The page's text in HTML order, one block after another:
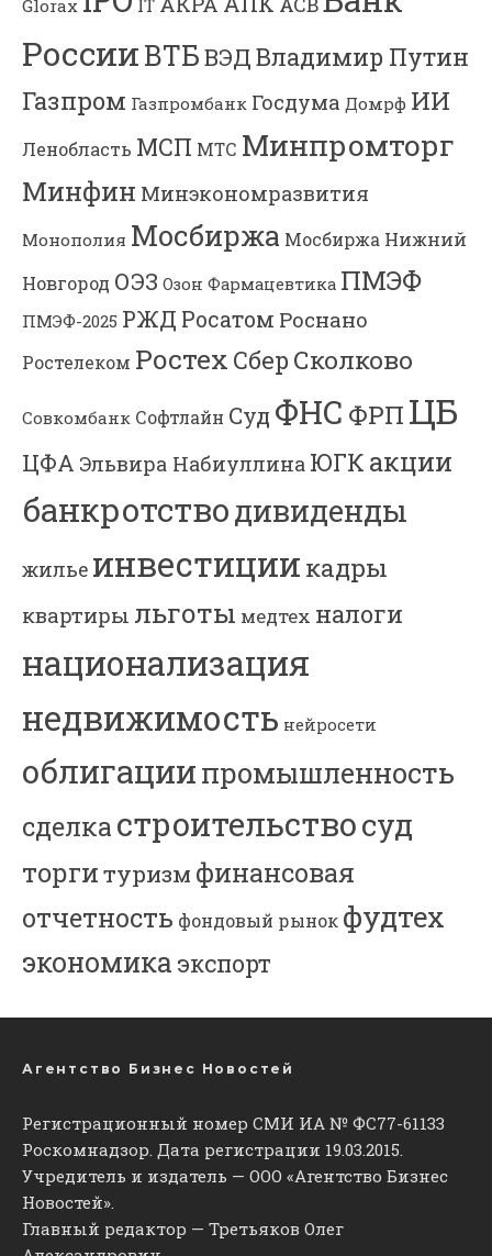
Glorax IT
РоссииВТБВЭДВладимир Путин
Газпром Газпромбанк Госдума Домрф ИИ
Ленобласть МСП МТС Минпромторг
Минфин Минэкономразвития
Монополия Мосбиржа Мосбиржа Нижний
Новгород ОЭЗ Озон Фармацевтика ПМЭФ
ПМЭФ-2025 РЖД Росатом Роснано
Ростелеком Ростех Сбер Сколково
Совкомбанк Софтлайн Суд ФНС ФРП ЦБ
ЦФА Эльвира Набиуллина ЮГК акции
банкротстводивиденды
жилье инвестиции кадры
квартиры льготы медтех налоги
национализация
недвижимость нейросети
облигациипромышленность
сделкастроительствосуд
торгитуризм финансовая
отчетность фондовый рынок фудтех
экономика экспорт
Агентство Бизнес Новостей
Регистрационный номер СМИ ИА № ФС77-61133
Роскомнадзор. Дата регистрации 19.03.2015.
Учредитель и издатель — ООО «Агентство Бизнес
Новостей».
Главный редактор — Третьяков Олег